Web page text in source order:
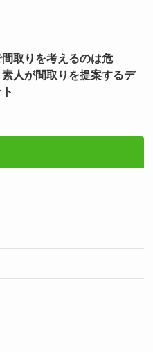
間取りを考えるのは危
素人が間取りを提案するデ